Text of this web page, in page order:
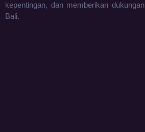
kepentingan, dan memberikan
Bali.